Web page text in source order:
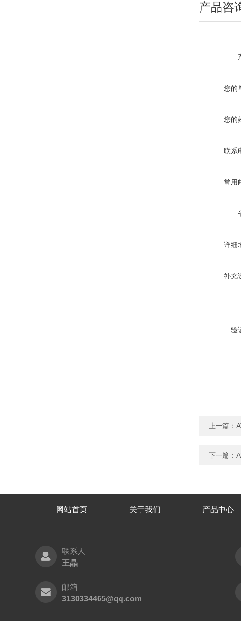
产品咨
您的
您的
联系
常用
详细
补充
验
上一篇：
下一篇：
网站首页 关于我们 产品中心
联系人
王晶
邮箱
3130334465@qq.com